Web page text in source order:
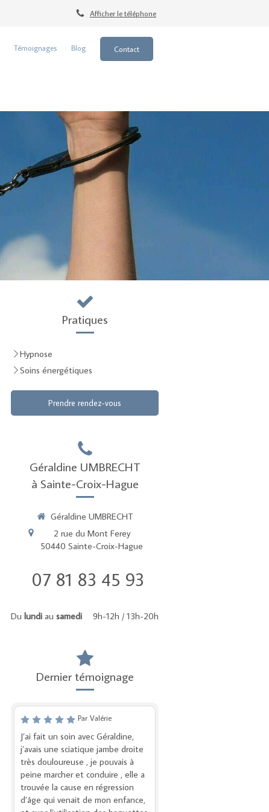
Afficher le téléphone
Témoignages Blog Contact
Pratiques
Hypnose
Soins énergétiques
Prendre rendez-vous
Géraldine UMBRECHT
à Sainte-Croix-Hague
Géraldine UMBRECHT
2 rue du Mont Ferey
50440 Sainte-Croix-Hague
07 81 83 45 93
Du lundi au samedi 9h-12h / 13h-20h
Dernier témoignage
Par Valérie
J’ai fait un soin avec Géraldine,
j’avais une sciatique jambe droite
très douloureuse , je pouvais à
peine marcher et conduire , elle a
trouvée la cause en régression
d’âge qui venait de mon enfance,